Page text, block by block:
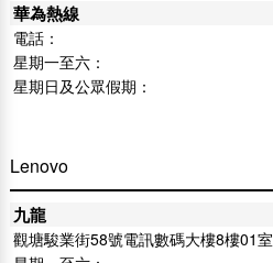
華為熱線
電話：
星期一至六：
星期日及公眾假期：
Lenovo
九龍
觀塘駿業街58號電訊數碼大樓8樓01室